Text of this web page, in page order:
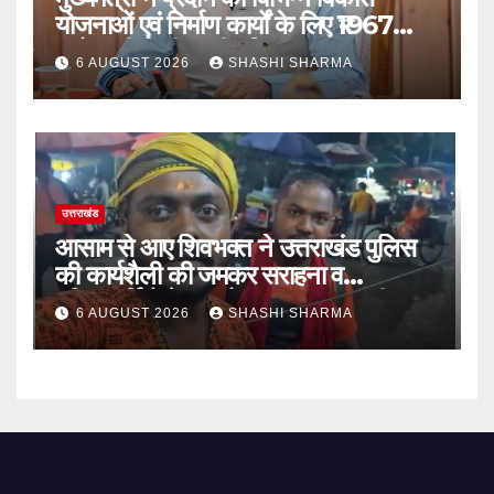
योजनाओं एवं निर्माण कार्यों के लिए ₹1967
करोड़ की वित्तीय स्वीकृति
6 AUGUST 2026 SHASHI SHARMA
उत्तराखंड
आसाम से आए शिवभक्त ने उत्तराखंड पुलिस
की कार्यशैली की जमकर सराहना व
पुलिसकर्मियों के सहयोगात्मक व्यवहार की
खुलकर प्रशंसा
6 AUGUST 2026 SHASHI SHARMA